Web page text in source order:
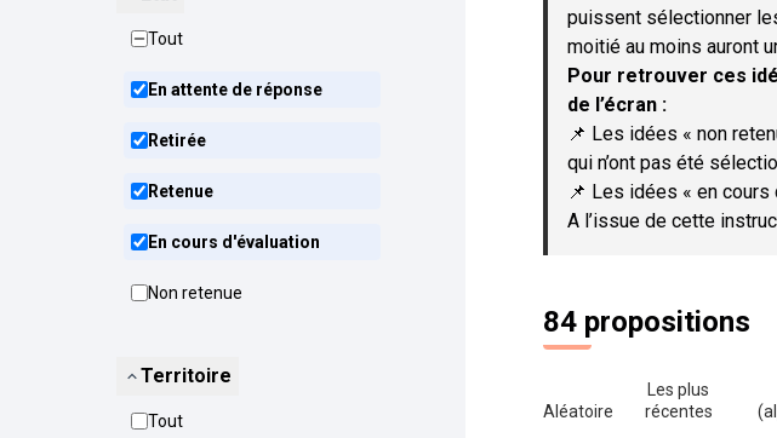
Tout
En attente de réponse
Retirée
Retenue
En cours d'évaluation
Non retenue
Territoire
Tout
puissent sélectionner
moitié au moins auront
Pour retrouver ces
de l’écran :
📌 Les idées « non
qui n’ont pas été
📌 Les idées « en
A l’issue de cette
84 propositions
Aléatoire
Les plus
récentes